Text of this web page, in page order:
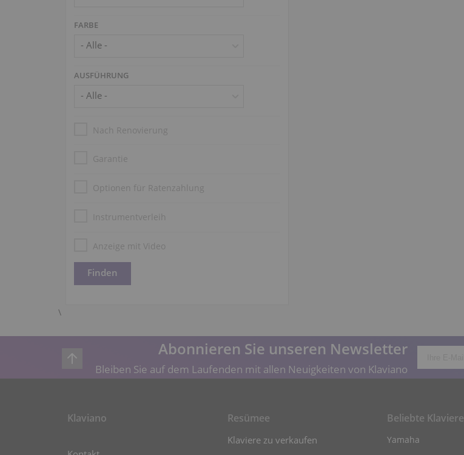
FARBE
AUSFÜHRUNG
Nach Renovierung
Garantie
Optionen für Ratenzahlung
Instrumentverleih
Anzeige mit Video
\
Abonnieren Sie unseren Newsletter
Bleiben Sie auf dem Laufenden mit allen Neuigkeiten von Klaviano
Klaviano Resümee
Klaviere zu verkaufen
Beliebte Klaviere
Yamaha